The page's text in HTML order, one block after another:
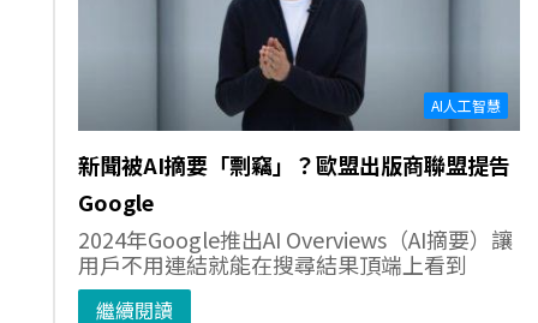
AI人工智慧
新聞被AI摘要「剽竊」？歐盟出版商聯盟提告
Google
2024年Google推出AI Overviews（AI摘要）讓
用戶不用連結就能在搜尋結果頂端上看到
繼續閱讀